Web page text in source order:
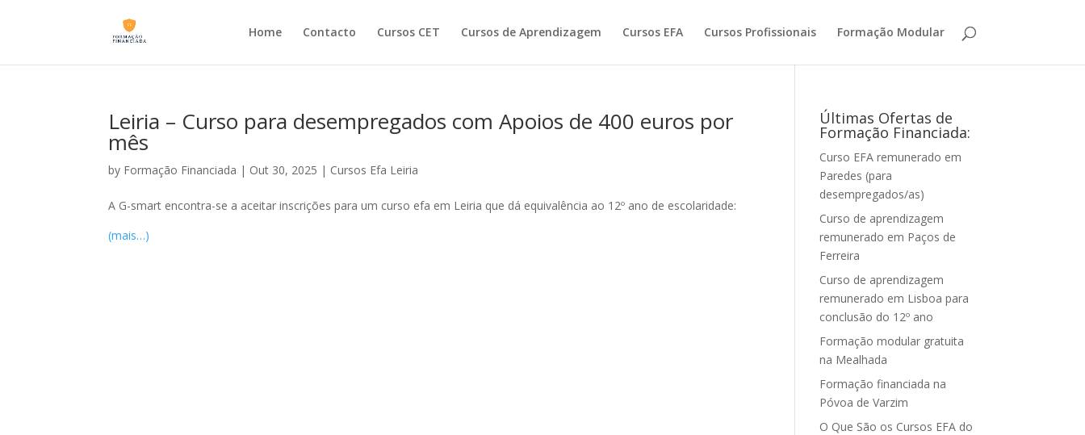
Home Contacto Cursos CET Cursos de Aprendizagem Cursos EFA Cursos Profissionais Formação Modular
Leiria – Curso para desempregados com Apoios de 400 euros por
mês
by Formação Financiada | Out 30, 2025 | Cursos Efa Leiria
A G-smart encontra-se a aceitar inscrições para um curso efa em Leiria que dá equivalência ao 12º ano de escolaridade:
(mais…)
Últimas Ofertas de
Formação Financiada:
Curso EFA remunerado em
Paredes (para
desempregados/as)
Curso de aprendizagem
remunerado em Paços de
Ferreira
Curso de aprendizagem
remunerado em Lisboa para
conclusão do 12º ano
Formação modular gratuita
na Mealhada
Formação financiada na
Póvoa de Varzim
O Que São os Cursos EFA do